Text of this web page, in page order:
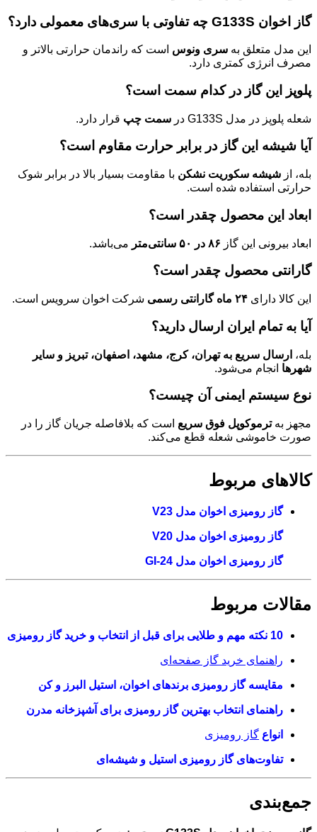
گاز اخوان G133S چه تفاوتی با سری‌های معمولی دارد؟
این مدل متعلق به سری ونوس است که راندمان حرارتی بالاتر و
مصرف انرژی کمتری دارد.
پلوپز این گاز در کدام سمت است؟
شعله پلوپز در مدل G133S در سمت چپ قرار دارد.
آیا شیشه این گاز در برابر حرارت مقاوم است؟
بله، از شیشه سکوریت نشکن با مقاومت بسیار بالا در برابر شوک
حرارتی استفاده شده است.
ابعاد این محصول چقدر است؟
ابعاد بیرونی این گاز ۸۶ در ۵۰ سانتی‌متر می‌باشد.
گارانتی محصول چقدر است؟
این کالا دارای ۲۴ ماه گارانتی رسمی شرکت اخوان سرویس است.
آیا به تمام ایران ارسال دارید؟
بله، ارسال سریع به تهران، کرج، مشهد، اصفهان، تبریز و سایر
شهرها انجام می‌شود.
نوع سیستم ایمنی آن چیست؟
مجهز بهترموکوپل فوق سریع است که بلافاصله جریان گاز را در
صورت خاموشی شعله قطع می‌کند.
کالاهای مربوط
گاز رومیزی اخوان مدل V23
گاز رومیزی اخوان مدل V20
گاز رومیزی اخوان مدل GI-24
مقالات مربوط
10 نکته مهم و طلایی برای قبل از انتخاب و خرید گاز رومیزی
راهنمای خرید گاز صفحه‌ای
مقایسه گاز رومیزی برندهای اخوان، استیل البرز و کن
راهنمای انتخاب بهترین گاز رومیزی برای آشپزخانه مدرن
انواع گاز رومیزی
تفاوت‌های گاز رومیزی استیل و شیشه‌ای
جمع‌بندی